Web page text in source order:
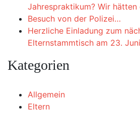
Jahrespraktikum? Wir
Besuch von der Polizei…
Herzliche Einladung zum
Elternstammtisch am 23.
Kategorien
Allgemein
Eltern